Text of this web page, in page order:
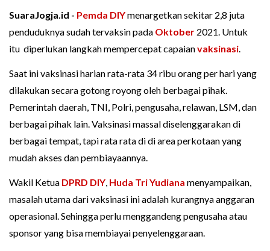
SuaraJogja.id - Pemda DIYmenargetkan sekitar 2,8 juta
penduduknya sudah tervaksin pada Oktober 2021. Untuk
itu diperlukan langkah mempercepat capaianvaksinasi.
Saat ini vaksinasi harian rata-rata 34 ribu orang per hari yang
dilakukan secara gotong royong oleh berbagai pihak.
Pemerintah daerah, TNI, Polri, pengusaha, relawan, LSM, dan
berbagai pihak lain. Vaksinasi massal diselenggarakan di
berbagai tempat, tapi rata rata di di area perkotaan yang
mudah akses dan pembiayaannya.
Wakil Ketua DPRD DIY, Huda Tri Yudiana menyampaikan,
masalah utama dari vaksinasi ini adalah kurangnya anggaran
operasional. Sehingga perlu menggandeng pengusaha atau
sponsor yang bisa membiayai penyelenggaraan.